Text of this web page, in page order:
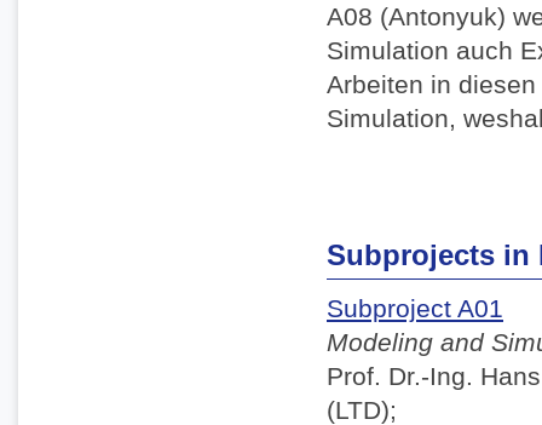
A08 (Antonyuk)
Simulation auch
Arbeiten in
Simulation,
Subprojects in
Subproject A01
Modeling and
Prof. Dr.-Ing.
(LTD);